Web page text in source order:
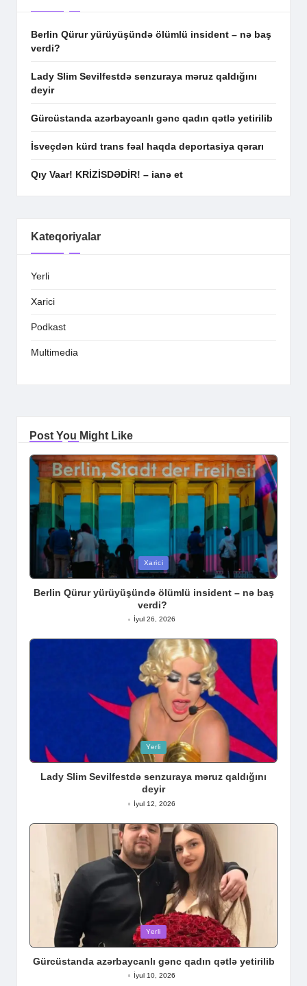
Berlin Qürur yürüyüşündə ölümlü insident – nə baş
verdi?
Lady Slim Sevilfestdə senzuraya məruz qaldığını
deyir
Gürcüstanda azərbaycanlı gənc qadın qətlə yetirilib
İsveçdən kürd trans fəal haqda deportasiya qərarı
Qıy Vaar! KRİZİSDƏDİR! – ianə et
Kateqoriyalar
Yerli
Xarici
Podkast
Multimedia
Post You Might Like
Posted
in
Xarici
Berlin Qürur yürüyüşündə ölümlü insident – nə baş
verdi?
İyul 26, 2026
Posted
in
Yerli
Lady Slim Sevilfestdə senzuraya məruz qaldığını
deyir
İyul 12, 2026
Posted
in
Yerli
Gürcüstanda azərbaycanlı gənc qadın qətlə yetirilib
İyul 10, 2026